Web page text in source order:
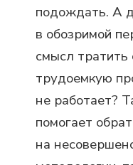
подождать. А
в обозримой
смысл тратить
трудоемкую
не работает?
помогает
на